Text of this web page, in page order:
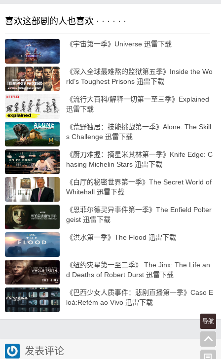
喜欢这部剧的人也喜欢 · · · · · ·
《宇宙第一季》Universe 迅雷下载
《深入全球最难熬的监狱第五季》Inside the Wo
rld’s Toughest Prisons 迅雷下载
《流行大百科/解释一切第一至三季》Explained
迅雷下载
《荒野独居：技能挑战第一季》Alone: The Skill
s Challenge 迅雷下载
《厨刀难握：摘星米其林第一季》Knife Edge: C
hasing Michelin Stars 迅雷下载
《白厅的秘密世界第一季》The Secret World of
Whitehall 迅雷下载
《恩菲尔德灵异事件第一季》The Enfield Polter
geist 迅雷下载
《洪水第一季》The Flood 迅雷下载
《纽约灾星第一至二季》 The Jinx: The Life an
d Deaths of Robert Durst 迅雷下载
《巴西少女人质事件：悲剧直播第一季》Caso E
loá:Refém ao Vivo 迅雷下载
发表评论
导航